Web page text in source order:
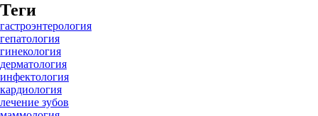
Теги
гастроэнтерология
гепатология
гинекология
дерматология
инфектология
кардиология
лечение зубов